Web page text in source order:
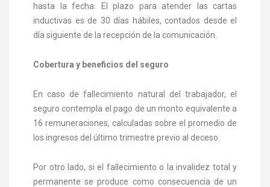
hasta la fecha. El plazo para atender las cartas
inductivas es de 30 días hábiles, contados desde el
día siguiente de la recepción de la comunicación.
Cobertura y beneficios del seguro
En caso de fallecimiento natural del trabajador, el
seguro contempla el pago de un monto equivalente a
16 remuneraciones, calculadas sobre el promedio de
los ingresos del último trimestre previo al deceso.
Por otro lado, si el fallecimiento o la invalidez total y
permanente se produce como consecuencia de un